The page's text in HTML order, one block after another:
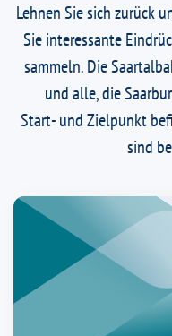
Lehnen Sie sich zurück
Sie interessante
sammeln. Die
und alle, die
Start- und Zielpunkt
sind